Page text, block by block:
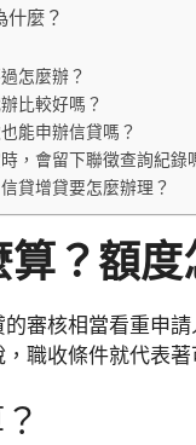
什麼？
怎麼辦？
比較好嗎？
能申辦信貸嗎？
，會留下聯徵查詢紀錄
貸增貸要怎麼辦理？
？額
的審核相當看重申
職收條件就代表著